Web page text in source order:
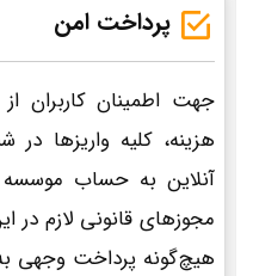
پرداخت امن
جهت اطمینان کاربران
هزینه، کلیه واریزها
آنلاین به حساب موسسه
مجوزهای قانونی لازم در
هیچ‌گونه پرداخت وجهی